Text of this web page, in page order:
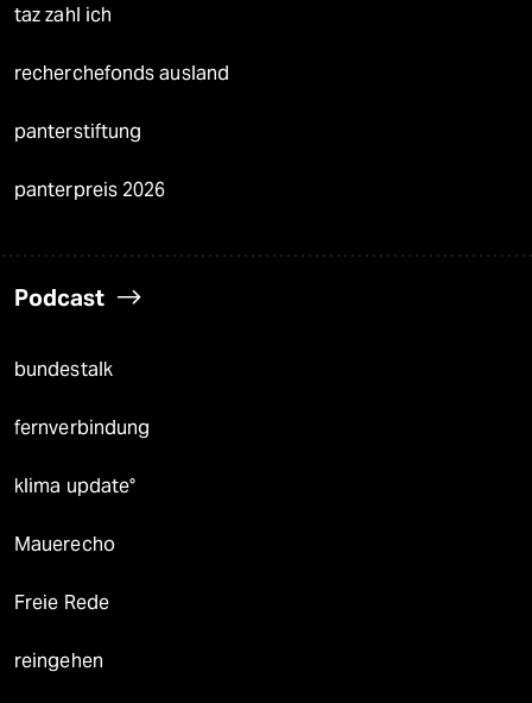
taz zahl ich
recherchefonds ausland
panterstiftung
panterpreis 2026
Podcast
bundestalk
fernverbindung
klima update°
Mauerecho
Freie Rede
reingehen